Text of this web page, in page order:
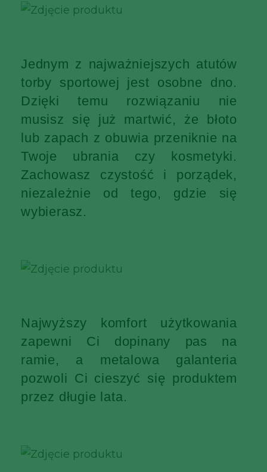
Jednym z najważniejszych atutów
torby sportowej jest osobne dno.
Dzięki temu rozwiązaniu nie
musisz się już martwić, że błoto
lub zapach z obuwia przeniknie na
Twoje ubrania czy kosmetyki.
Zachowasz czystość i porządek,
niezależnie od tego, gdzie się
wybierasz.
Najwyższy komfort użytkowania
zapewni Ci dopinany pas na
ramie, a metalowa galanteria
pozwoli Ci cieszyć się produktem
przez długie lata.